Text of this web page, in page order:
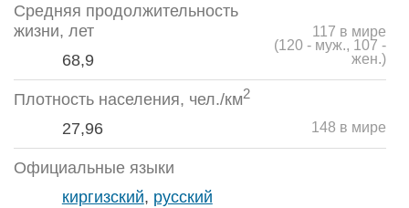
Средняя продолжительность
жизни, лет
68,9
117 в мире
(120 - муж., 107 -
жен.)
Плотность населения, чел./км2
148 в мире
27,96
Официальные языки
киргизский, русский